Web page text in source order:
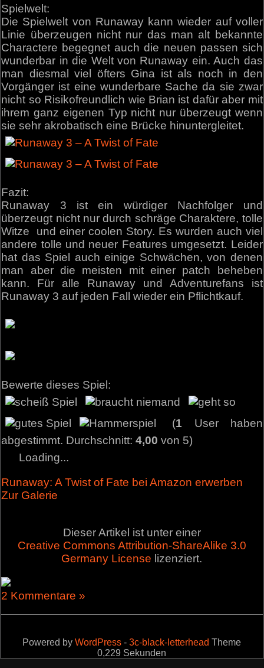
Spielwelt:
Die Spielwelt von Runaway kann wieder auf voller
Linie überzeugen nicht nur das man alt bekannte
Charactere begegnet auch die neuen passen sich
wunderbar in die Welt von Runaway ein. Auch das
man diesmal viel öfters Gina ist als noch in den
Vorgänger ist eine wunderbare Sache da sie zwar
nicht so Risikofreundlich wie Brian ist dafür aber mit
ihrem ganz eigenen Typ nicht nur überzeugt wenn
sie sehr akrobatisch eine Brücke hinuntergleitet.
Fazit:
Runaway 3 ist ein würdiger Nachfolger und
überzeugt nicht nur durch schräge Charaktere, tolle
Witze und einer coolen Story. Es wurden auch viel
andere tolle und neuer Features umgesetzt. Leider
hat das Spiel auch einige Schwächen, von denen
man aber die meisten mit einer patch beheben
kann. Für alle Runaway und Adventurefans ist
Runaway 3 auf jeden Fall wieder ein Pflichtkauf.
Bewerte dieses Spiel:
(1 User haben
abgestimmt. Durchschnitt:4,00 von 5)
Loading...
Runaway: A Twist of Fate bei Amazon erwerben
Zur Galerie
Dieser Artikel ist unter einer
Creative Commons Attribution-ShareAlike 3.0
Germany License lizenziert.
2 Kommentare »
Powered byWordPress -3c-black-letterhead Theme
0,229 Sekunden